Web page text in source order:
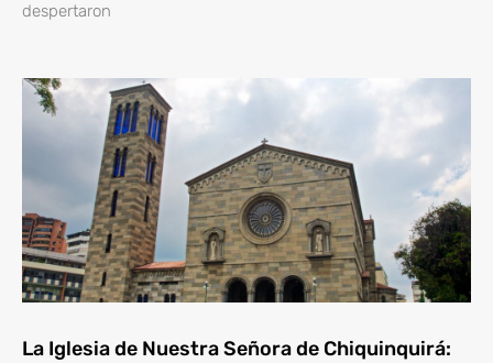
despertaron
La Iglesia de Nuestra Señora de Chiquinquirá: